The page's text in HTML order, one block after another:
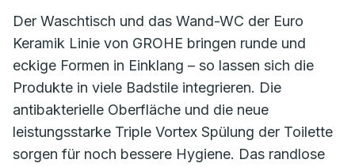
Der Waschtisch und das Wand-WC der Euro
Keramik Linie von GROHE bringen runde und
eckige Formen in Einklang – so lassen sich die
Produkte in viele Badstile integrieren. Die
antibakterielle Oberfläche und die neue
leistungsstarke Triple Vortex Spülung der Toilette
sorgen für noch bessere Hygiene. Das randlose